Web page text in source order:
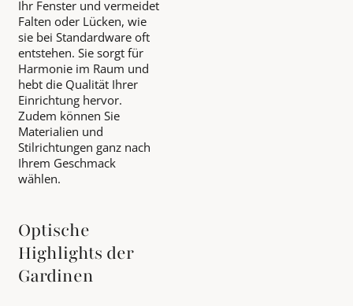
Ihr Fenster und vermeidet
Falten oder Lücken, wie
sie bei Standardware oft
entstehen. Sie sorgt für
Harmonie im Raum und
hebt die Qualität Ihrer
Einrichtung hervor.
Zudem können Sie
Materialien und
Stilrichtungen ganz nach
Ihrem Geschmack
wählen.
Optische
Highlights der
Gardinen